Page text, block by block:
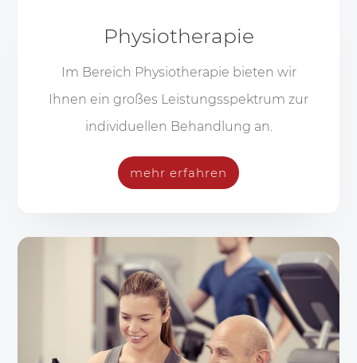
Physiotherapie
Im Bereich Physiotherapie bieten wir
Ihnen ein großes Leistungsspektrum zur
individuellen Behandlung an.
mehr erfahren